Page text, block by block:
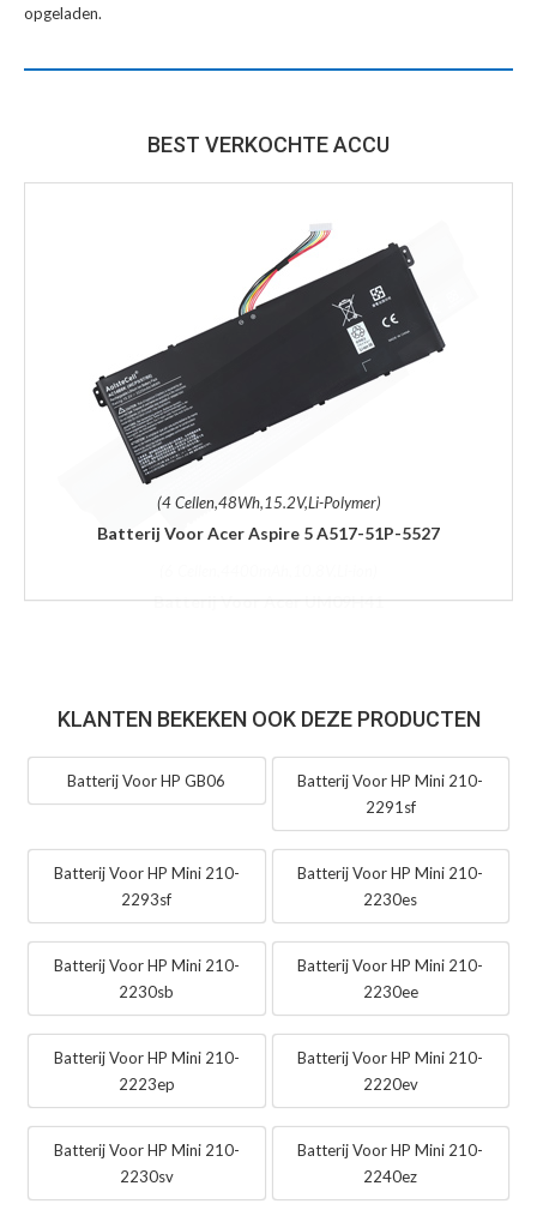
opgeladen.
BEST VERKOCHTE ACCU
(4 Cellen,48Wh,15.2V,Li-Polymer)
Batterij Voor Acer Aspire 5 A517-51P-5527
KLANTEN BEKEKEN OOK DEZE PRODUCTEN
Batterij Voor HP GB06
Batterij Voor HP Mini 210-
2291sf
Batterij Voor HP Mini 210-
2293sf
Batterij Voor HP Mini 210-
2230es
Batterij Voor HP Mini 210-
2230sb
Batterij Voor HP Mini 210-
2230ee
Batterij Voor HP Mini 210-
2223ep
Batterij Voor HP Mini 210-
2220ev
Batterij Voor HP Mini 210-
2230sv
Batterij Voor HP Mini 210-
2240ez